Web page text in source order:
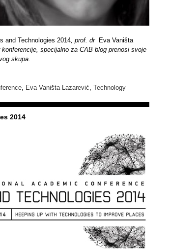
and Technologies 2014, prof. dr Eva Vaništa
specijalno za CAB blog prenosi svoje
skupa.
, Eva Vaništa Lazarević, Technology
2014